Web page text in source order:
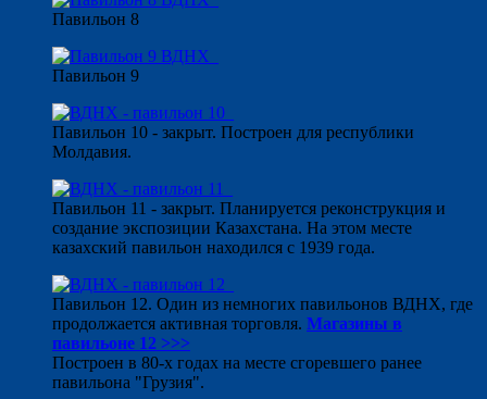
Павильон 8
Павильон 9
Павильон 10 - закрыт. Построен для республики
Молдавия.
Павильон 11 - закрыт. Планируется реконструкция и
создание экспозиции Казахстана. На этом месте
казахский павильон находился с 1939 года.
Павильон 12. Один из немногих павильонов ВДНХ, где
продолжается активная торговля. Магазины в
павильоне 12 >>>
Построен в 80-х годах на месте сгоревшего ранее
павильона "Грузия".